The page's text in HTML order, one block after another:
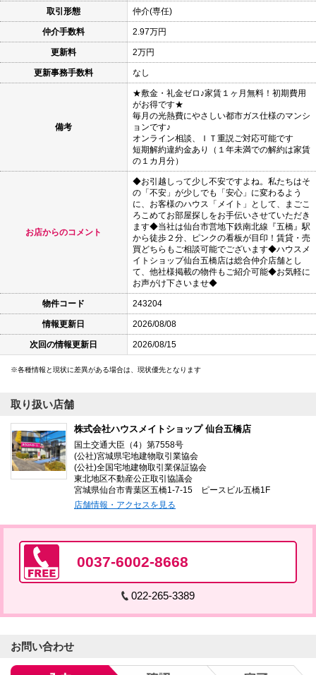
取引形態 仲介(専任)
仲介手数料 2.97万円
更新料 2万円
更新事務手数料 なし
備考
★敷金・礼金ゼロ♪家賃１ヶ月無料！初期費用
がお得です★
毎月の光熱費にやさしい都市ガス仕様のマンシ
ョンです♪
オンライン相談、ＩＴ重説ご対応可能です
短期解約違約金あり（１年未満での解約は家賃
の１カ月分）
お店からのコメント
◆お引越しって少し不安ですよね。私たちはそ
の「不安」が少しでも「安心」に変わるよう
に、お客様のハウス「メイト」として、まごこ
ろこめてお部屋探しをお手伝いさせていただき
ます◆当社は仙台市営地下鉄南北線『五橋』駅
から徒歩２分、ピンクの看板が目印！賃貸・売
買どちらもご相談可能でございます◆ハウスメ
イトショップ仙台五橋店は総合仲介店舗とし
て、他社様掲載の物件もご紹介可能◆お気軽に
お声がけ下さいませ◆
物件コード 243204
情報更新日 2026/08/08
次回の情報更新日 2026/08/15
各種情報と現状に差異がある場合は、現状優先となります
取り扱い店舗
株式会社ハウスメイトショップ 仙台五橋店
国土交通大臣（4）第7558号
(公社)宮城県宅地建物取引業協会
(公社)全国宅地建物取引業保証協会
東北地区不動産公正取引協議会
宮城県仙台市青葉区五橋1-7-15 ピースビル五橋1F
店舗情報・アクセスを見る
0037-6002-8668
022-265-3389
お問い合わせ